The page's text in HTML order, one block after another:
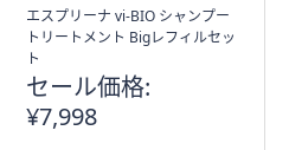
エスプリーナ vi-BIO シャンプー
トリートメント Bigレフィルセッ
ト
セール価格:
¥7,998